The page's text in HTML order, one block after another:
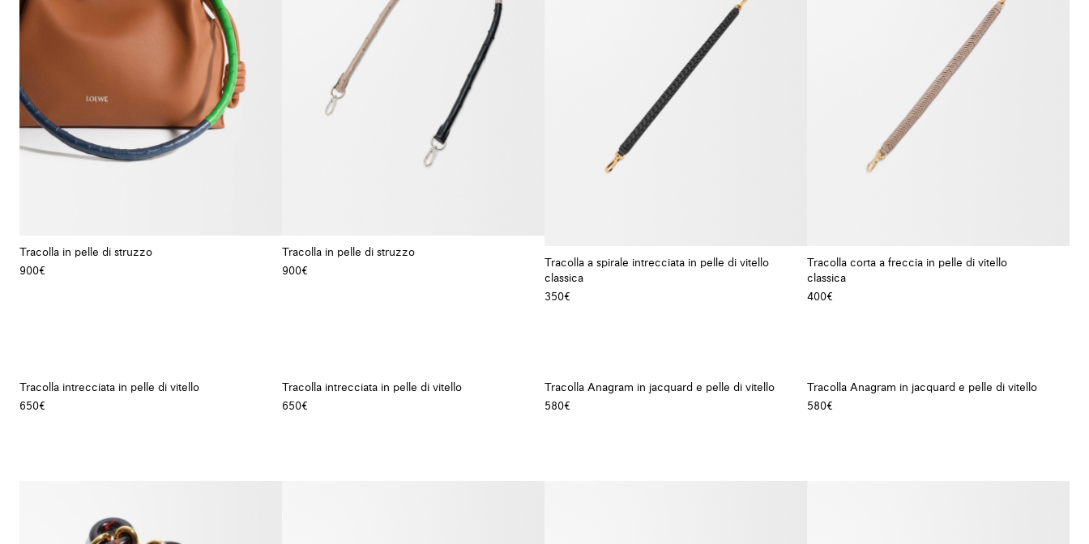
Tracolla in pelle di struzzo
900€
Tracolla in pelle di struzzo
900€
Tracolla a spirale intrecciata in pelle di vitello
classica
350€
Tracolla corta a freccia in pelle di vitello
classica
400€
Tracolla intrecciata in pelle di vitello
650€
Tracolla intrecciata in pelle di vitello
650€
Tracolla Anagram in jacquard e pelle di vitello
580€
Tracolla Anagram in jacquard e pelle di vitello
580€